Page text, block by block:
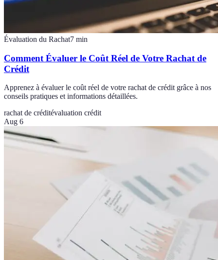
Évaluation du Rachat7 min
Comment Évaluer le Coût Réel de Votre Rachat de
Crédit
Apprenez à évaluer le coût réel de votre rachat de crédit grâce à nos
conseils pratiques et informations détaillées.
rachat de créditévaluation crédit
Aug 6